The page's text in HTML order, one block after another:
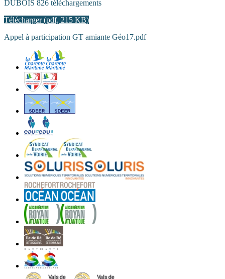
DUBOIS 826 téléchargements
Télécharger(pdf, 215 KB)
Appel à participation GT amiante Géo17.pdf